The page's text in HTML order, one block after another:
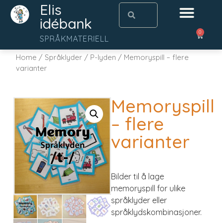
Elis
idébank
SPRÅKMATERIELL
0
Home / Språklyder / P-lyden / Memoryspill – flere
varianter
Memoryspill
– flere
varianter
Bilder til å lage
memoryspill for ulike
språklyder eller
språklydskombinasjoner.